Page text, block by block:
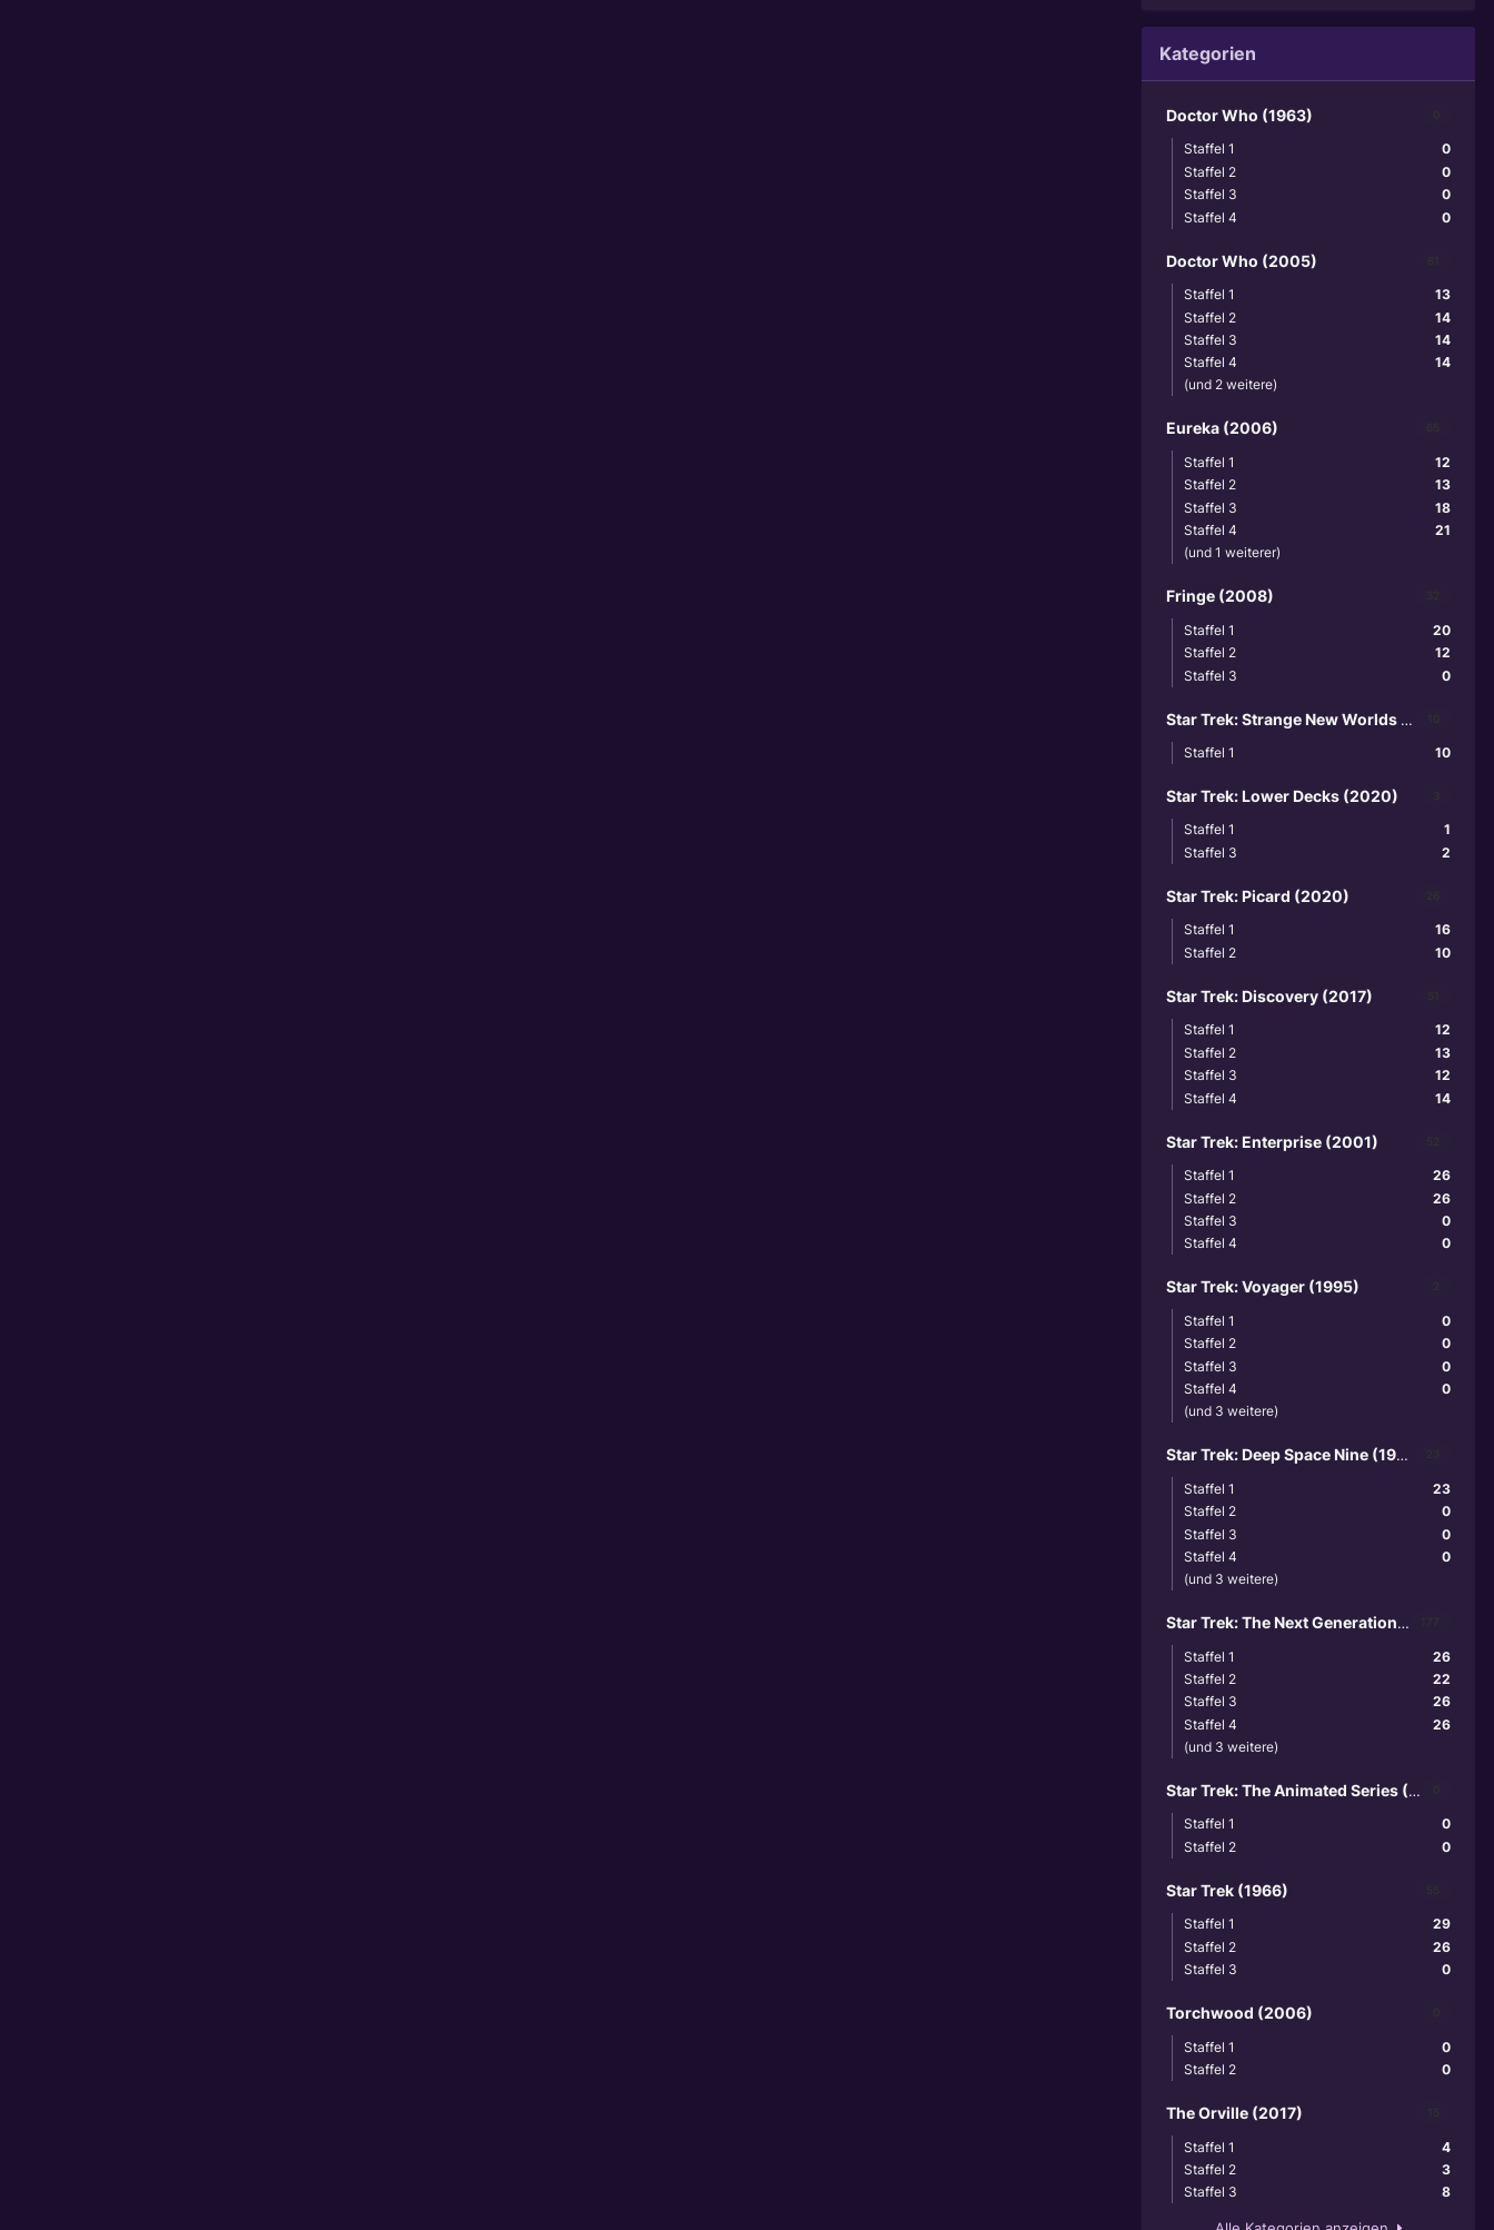
Kategorien
Doctor Who (1963)
0
Staffel 1
0
Staffel 2
0
Staffel 3
0
Staffel 4
Doctor Who (2005)
13
Staffel 1
14
Staffel 2
14
Staffel 3
14
Staffel 4
(und 2 weitere)
Eureka (2006)
12
Staffel 1
13
Staffel 2
18
Staffel 3
21
Staffel 4
(und 1 weiterer)
Fringe (2008)
20
Staffel 1
12
Staffel 2
0
Staffel 3
Star Trek: Strange New Worlds (2022)
10
Staffel 1
Star Trek: Lower Decks (2020)
1
Staffel 1
2
Staffel 3
Star Trek: Picard (2020)
16
Staffel 1
10
Staffel 2
Star Trek: Discovery (2017)
12
Staffel 1
13
Staffel 2
12
Staffel 3
14
Staffel 4
Star Trek: Enterprise (2001)
26
Staffel 1
26
Staffel 2
0
Staffel 3
0
Staffel 4
Star Trek: Voyager (1995)
0
Staffel 1
0
Staffel 2
0
Staffel 3
0
Staffel 4
(und 3 weitere)
Star Trek: Deep Space Nine (1992)
23
Staffel 1
0
Staffel 2
0
Staffel 3
0
Staffel 4
(und 3 weitere)
Star Trek: The Next Generation (1987)
26
Staffel 1
22
Staffel 2
26
Staffel 3
26
Staffel 4
(und 3 weitere)
Star Trek: The Animated Series (1973)
0
Staffel 1
0
Staffel 2
Star Trek (1966)
29
Staffel 1
26
Staffel 2
0
Staffel 3
Torchwood (2006)
0
Staffel 1
0
Staffel 2
The Orville (2017)
4
Staffel 1
3
Staffel 2
8
Staffel 3